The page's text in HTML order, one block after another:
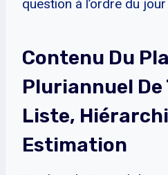
question à l’ordre du
Contenu Du
Pluriannuel De
Liste,
Estimation